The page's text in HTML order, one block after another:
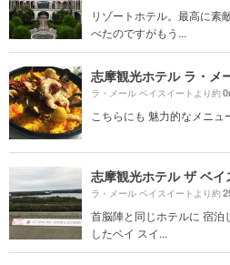
リゾートホテル。最高に素
べたのですがもう...
志摩観光ホテル ラ・メ
ラ・メール ベイスイートより約
こちらにも 魅力的なメニュ
志摩観光ホテル ザ ベイ
ラ・メール ベイスイートより約
首脳陣と同じホテルに 宿
したベイ スイ...